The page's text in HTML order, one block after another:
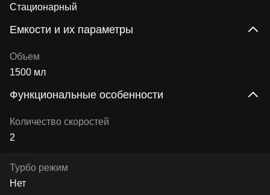
Стационарный
Емкости и их параметры
Объем
1500 мл
Функциональные особенности
Количество скоростей
2
Турбо режим
Нет